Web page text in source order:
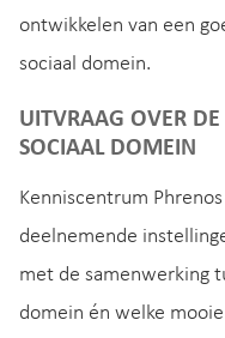
ontwikkelen van een
sociaal domein.
UITVRAAG OVER
SOCIAAL DOMEIN
Kenniscentrum
deelnemende
met de samenwerking
domein én welke